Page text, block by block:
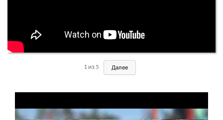
1 из 5 Далее